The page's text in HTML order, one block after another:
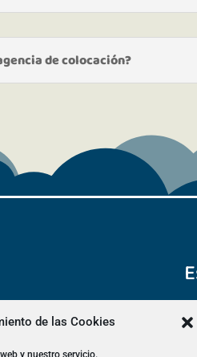
de las Cookies
y nuestro servicio.
de colocación?